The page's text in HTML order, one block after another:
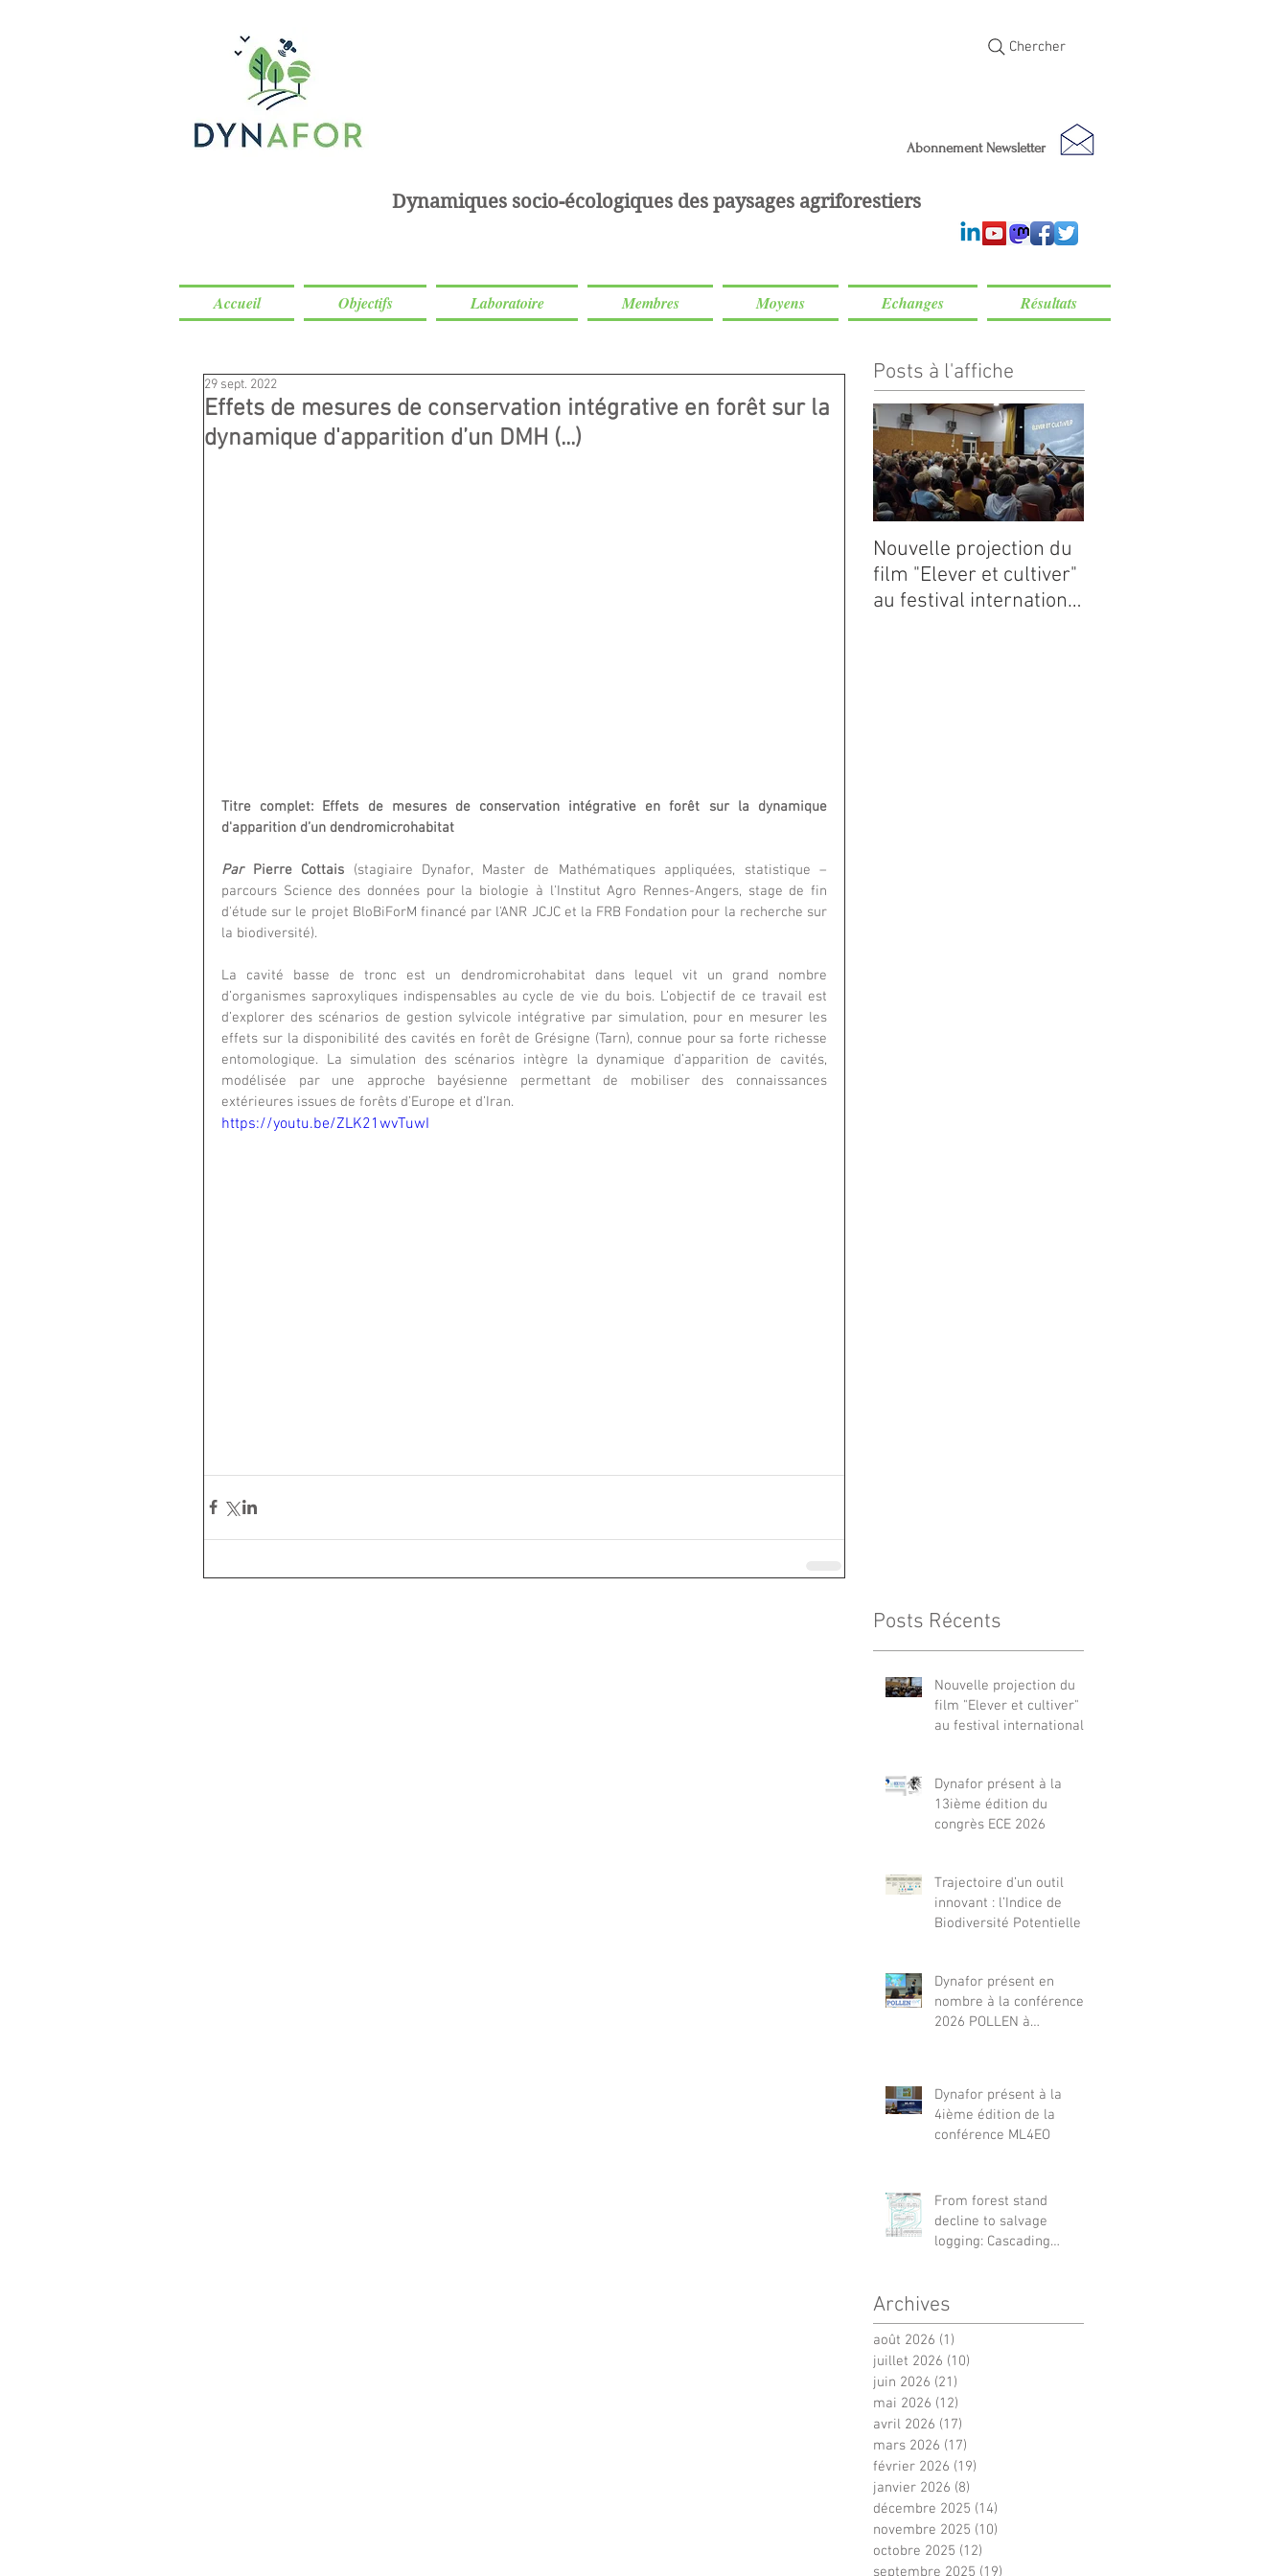
Chercher
Abonnement Newsletter
Dynamiques socio-écologiques des paysages agriforestiers
Accueil Objectifs Laboratoire Membres Moyens Echanges Résultats
Effets de mesures de conservation intégrative en forêt sur la
dynamique d'apparition d’un DMH (...)
29 sept. 2022
Titre complet: Effets de mesures de conservation intégrative en forêt sur la dynamique
d'apparition d’un dendromicrohabitat
Par Pierre Cottais (stagiaire Dynafor, Master de Mathématiques appliquées, statistique –
parcours Science des données pour la biologie à l'Institut Agro Rennes-Angers, stage de fin
d'étude sur le projet BloBiForM financé par l'ANR JCJC et la FRB Fondation pour la recherche sur
la biodiversité).
La cavité basse de tronc est un dendromicrohabitat dans lequel vit un grand nombre
d’organismes saproxyliques indispensables au cycle de vie du bois. L’objectif de ce travail est
d’explorer des scénarios de gestion sylvicole intégrative par simulation, pour en mesurer les
effets sur la disponibilité des cavités en forêt de Grésigne (Tarn), connue pour sa forte richesse
entomologique. La simulation des scénarios intègre la dynamique d’apparition de cavités,
modélisée par une approche bayésienne permettant de mobiliser des connaissances
extérieures issues de forêts d’Europe et d’Iran.
https://youtu.be/ZLK21wvTuwI
Posts à l'affiche
Nouvelle projection du
film "Elever et cultiver"
au festival international
Posts Récents
Nouvelle projection du
film "Elever et cultiver"
au festival international
2026
Dynafor présent à la
13ième édition du
congrès ECE 2026
Trajectoire d’un outil
innovant : l’Indice de
Biodiversité Potentielle
Dynafor présent en
nombre à la conférence
2026 POLLEN à
Dynafor présent à la
4ième édition de la
conférence ML4EO
From forest stand
decline to salvage
logging: Cascading
Archives
août 2026 (1)
juillet 2026 (10)
juin 2026 (21)
mai 2026 (12)
avril 2026 (17)
mars 2026 (17)
février 2026 (19)
janvier 2026 (8)
décembre 2025 (14)
novembre 2025 (10)
octobre 2025 (12)
septembre 2025 (19)